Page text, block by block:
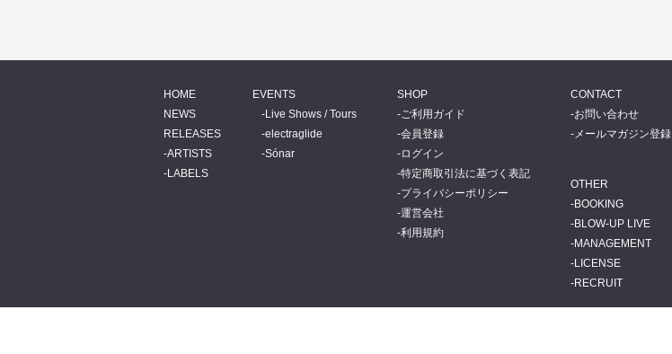
HOME
NEWS
RELEASES
ARTISTS
LABELS
EVENTS
Live Shows / Tours
electraglide
Sónar
SHOP
ご利用ガイド
会員登録
ログイン
特定商取引法に基づく表記
プライバシーポリシー
運営会社
利用規約
CONTACT
お問い合わせ
メールマガジン登録
OTHER
BOOKING
BLOW-UP LIVE
MANAGEMENT
LICENSE
RECRUIT